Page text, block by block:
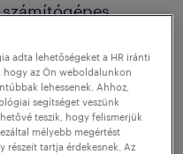
ő munkássága -
- nők
utat, akik így vagy
Mégis,
adta lehetőségeket a HR iránti
hogy az Ön weboldalunkon
lehessenek. Ahhoz,
segítséget veszünk
teszik, hogy felismerjük
mélyebb megértést
tartja érdekesnek. Az